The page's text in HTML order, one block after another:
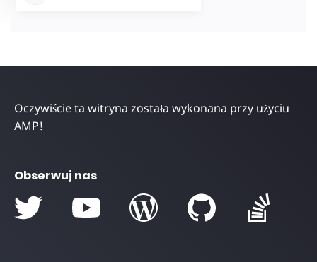
Oczywiście ta witryna została wykonana przy użyciu
AMP!
Obserwuj nas